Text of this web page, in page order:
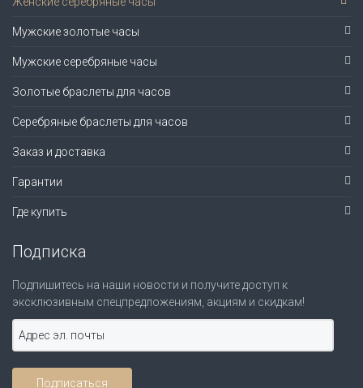
Мужские золотые часы
Мужские серебряные часы
Золотые браслеты для часов
Серебряные браслеты для часов
Заказ и доставка
Гарантии
Где купить
Подписка
Подпишитесь на наши новости и получите доступ к
эксклюзивным спецпредложениям, акциям и скидкам!